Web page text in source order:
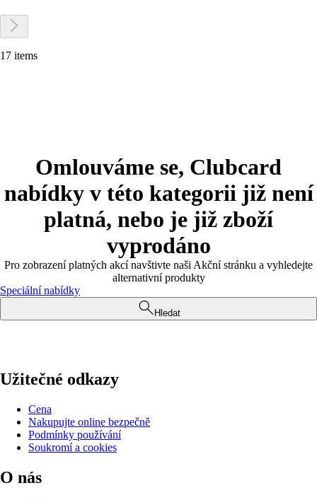
17 items
Omlouváme se, Clubcard
nabídky v této kategorii již není
platná, nebo je již zboží
vyprodáno
Pro zobrazení platných akcí navštivte naši Akční stránku a vyhledejte
alternativní produkty
Speciální nabídky
Hledat
Užitečné odkazy
Cena
Nakupujte online bezpečně
Podmínky používání
Soukromí a cookies
O nás